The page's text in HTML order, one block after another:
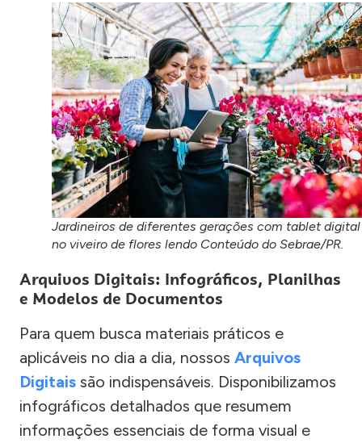
Jardineiros de diferentes gerações com tablet digital
no viveiro de flores lendo Conteúdo do Sebrae/PR.
Arquivos Digitais: Infográficos, Planilhas
e Modelos de Documentos
Para quem busca materiais práticos e
aplicáveis no dia a dia, nossos Arquivos
Digitais são indispensáveis. Disponibilizamos
infográficos detalhados que resumem
informações essenciais de forma visual e